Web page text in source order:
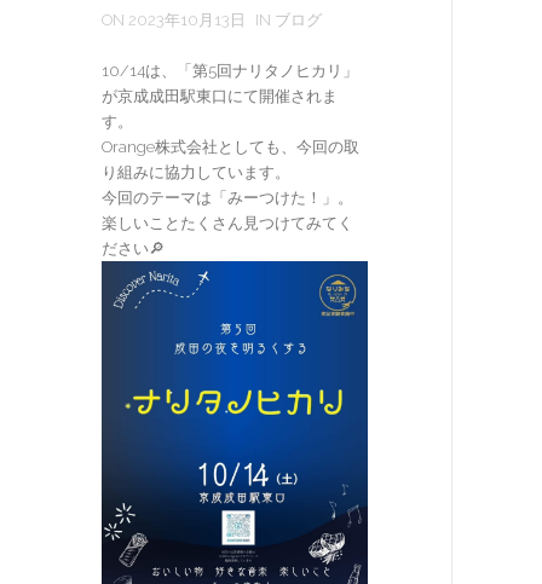
ON 2023年10月13日 IN ブログ
10/14は、「第5回ナリタノヒカリ」
が京成成田駅東口にて開催されま
す。
Orange株式会社としても、今回の取
り組みに協力しています。
今回のテーマは「みーつけた！」。
楽しいことたくさん見つけてみてく
ださい🔎